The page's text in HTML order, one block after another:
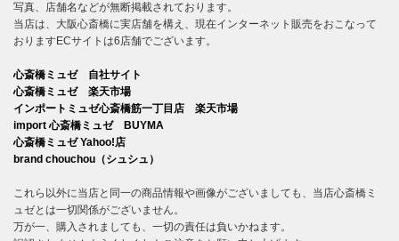
写真、店舗名などが無断掲載されております。
当店は、大阪心斎橋に実店舗を構え、現在インターネット販売をおこなって
おりますECサイトは6店舗でございます。
心斎橋ミュゼ 自社サイト
心斎橋ミュゼ 楽天市場
インポートミュゼ心斎橋筋一丁目店 楽天市場
import 心斎橋ミュゼ BUYMA
心斎橋ミュゼ Yahoo!店
brand chouchou（シュシュ）
これら以外に当店と同一の商品情報や画像がございましても、当店心斎橋ミ
ュゼとは一切関係がございません。
万が一、購入されましても、一切の責任は負いかねます。